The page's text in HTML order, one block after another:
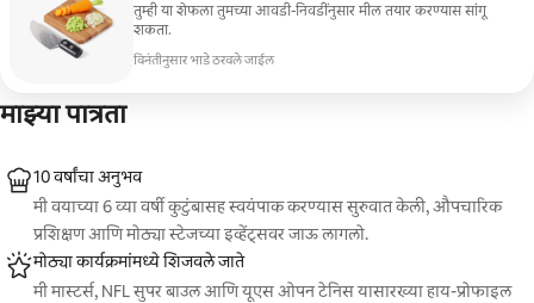
तुम्ही या शेफला तुमच्या आवडी-निवडींनुसार मील तयार करण्यास सांगू
शकता.
विनंतीनुसार भाडे ठरवले जाईल
माझ्या पात्रता
10 वर्षांचा अनुभव
मी वयाच्या 6 व्या वर्षी कुटुंबासह स्वयंपाक करण्यास सुरुवात केली, औपचारिक
प्रशिक्षण आणि मोठ्या स्टेजच्या इव्हेंट्सवर जाऊ लागलो.
मोठ्या कार्यक्रमांमध्ये शिजवले जाते
मी मास्टर्स, NFL सुपर बाउल आणि यूएस ओपन टेनिस यासारख्या हाय-प्रोफाइल